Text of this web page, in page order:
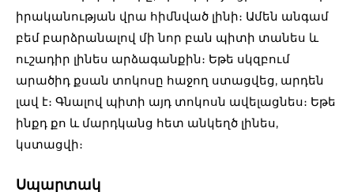
իրականության վրա հիմնված լինի։ Ամեն անգամ
բեմ բարձրանալով մի նոր բան պիտի տանես և
ուշադիր լինես արձագանքին։ Եթե սկզբում
արածիդ քսան տոկոսը հաջող ստացվեց, արդեն
լավ է։ Գնալով պիտի այդ տոկոսն ավելացնես։ Եթե
ինքդ քո և մարդկանց հետ անկեղծ լինես,
կստացվի։
Սպարտակ